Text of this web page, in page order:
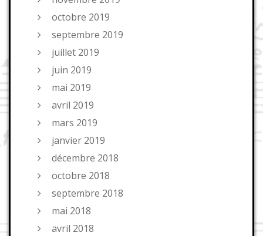
octobre 2019
septembre 2019
juillet 2019
juin 2019
mai 2019
avril 2019
mars 2019
janvier 2019
décembre 2018
octobre 2018
septembre 2018
mai 2018
avril 2018